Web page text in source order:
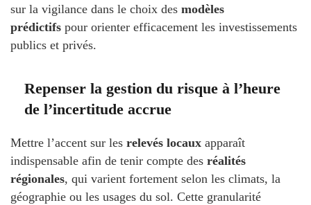
sur la vigilance dans le choix des modèles
prédictifs pour orienter efficacement les investissements
publics et privés.
Repenser la gestion du risque à l’heure
de l’incertitude accrue
Mettre l’accent sur les relevés locaux apparaît
indispensable afin de tenir compte des réalités
régionales, qui varient fortement selon les climats, la
géographie ou les usages du sol. Cette granularité